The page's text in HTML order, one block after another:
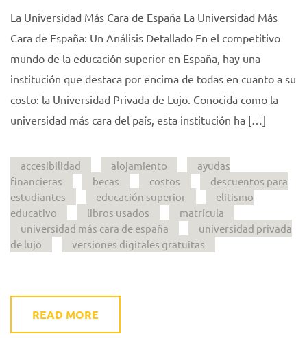
La Universidad Más Cara de España La Universidad Más
Cara de España: Un Análisis Detallado En el competitivo
mundo de la educación superior en España, hay una
institución que destaca por encima de todas en cuanto a su
costo: la Universidad Privada de Lujo. Conocida como la
universidad más cara del país, esta institución ha […]
accesibilidad alojamiento
ayudas
financieras
becas costos
descuentos para
estudiantes
educación superior
elitismo
educativo
libros usados
matrícula
universidad más cara de españa
universidad privada
de lujo
versiones digitales gratuitas
READ MORE